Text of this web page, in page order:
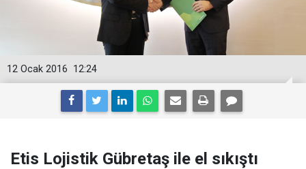
12:24
12 Ocak 2016
Etis Lojistik Gübretaş ile el sıkıştı